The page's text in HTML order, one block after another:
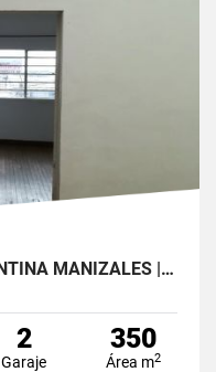
CASA EN VENTA EN LA ARGENTINA MANIZALES | VENTA CASA
2
Garaje
350
Área m2